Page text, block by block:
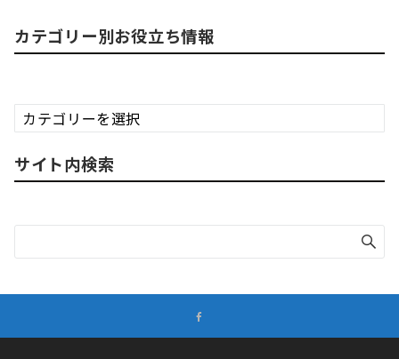
カテゴリー別お役立ち情報
カ
テ
リ
ー
お
立
サイト内検索